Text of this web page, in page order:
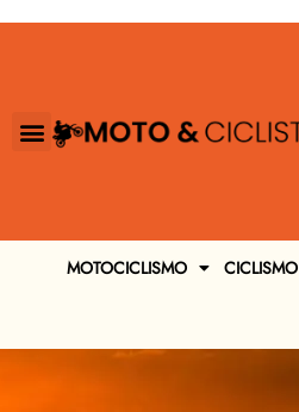
MOTOCICLISMO CICLISMO